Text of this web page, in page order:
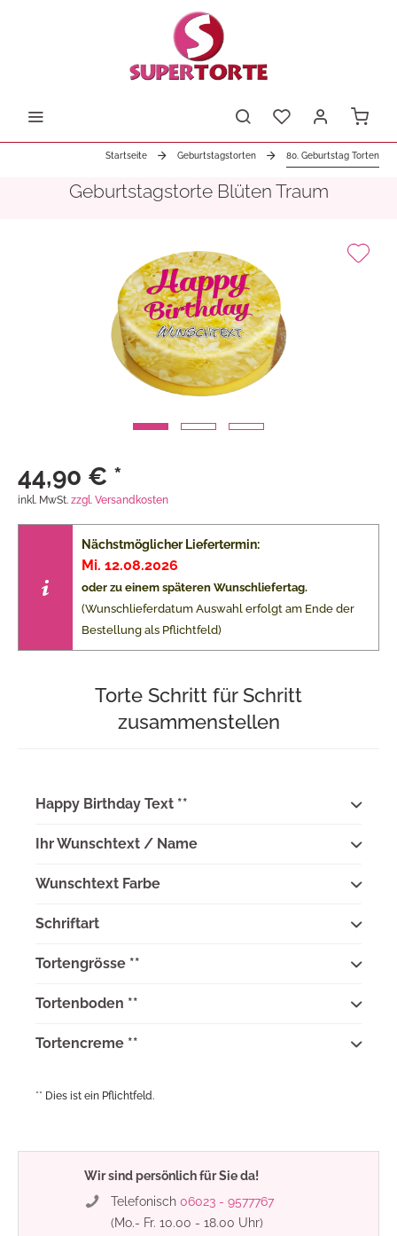
Startseite Geburtstagstorten 80. Geburtstag Torten
Geburtstagstorte Blüten Traum
44,90 € *
inkl. MwSt. zzgl. Versandkosten
Nächstmöglicher Liefertermin:
Mi. 12.08.2026
oder zu einem späteren Wunschliefertag.
(Wunschlieferdatum Auswahl erfolgt am Ende der
Bestellung als Pflichtfeld)
Torte Schritt für Schritt
zusammenstellen
Happy Birthday Text **
Ihr Wunschtext / Name
Wunschtext Farbe
Schriftart
Tortengrösse **
Tortenboden **
Tortencreme **
** Dies ist ein Pflichtfeld.
Wir sind persönlich für Sie da!
Telefonisch06023 - 9577767
(Mo.- Fr. 10.00 - 18.00 Uhr)